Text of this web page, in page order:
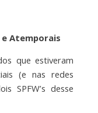
Atemporais
que estiveram
(e nas redes
SPFW’s desse